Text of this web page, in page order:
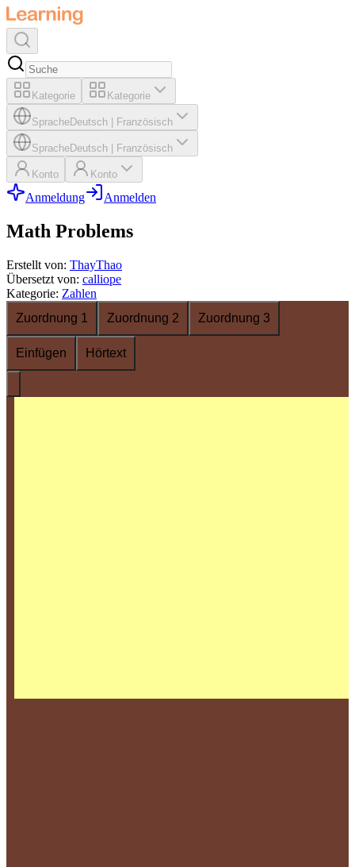
Kategorie Kategorie
SpracheDeutsch Französisch
SpracheDeutsch Französisch
Konto Konto
Anmeldung Anmelden
Math Problems
Erstellt von: ThayThao
Übersetzt von: calliope
Kategorie: Zahlen
Zuordnung 1
Zuordnung 2 Zuordnung 3
Einfügen Hörtext